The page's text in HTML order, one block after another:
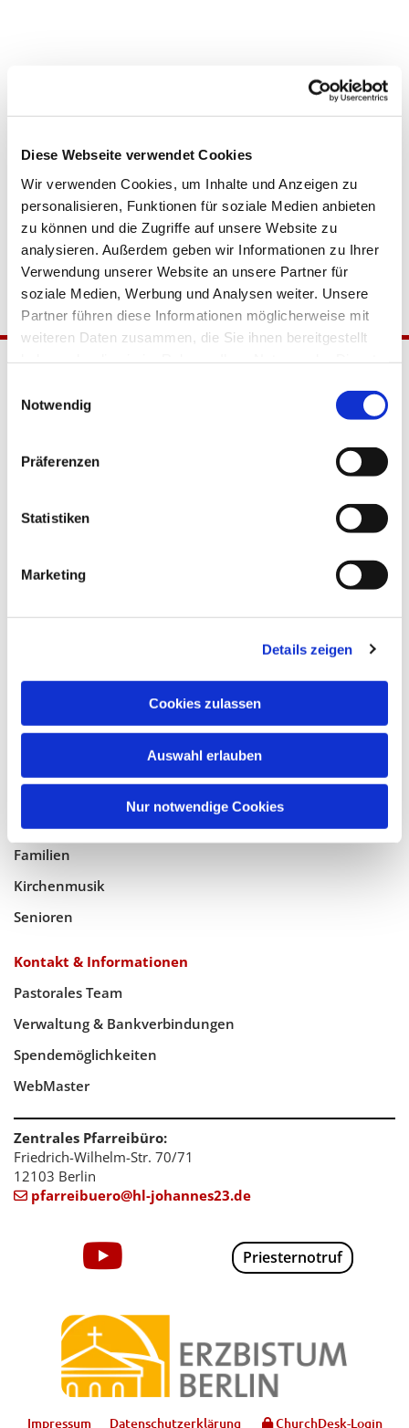
Diese Webseite verwendet Cookies
Wir verwenden Cookies, um Inhalte und Anzeigen zu
personalisieren, Funktionen für soziale Medien anbieten
zu können und die Zugriffe auf unsere Website zu
analysieren. Außerdem geben wir Informationen zu Ihrer
Verwendung unserer Website an unsere Partner für
soziale Medien, Werbung und Analysen weiter. Unsere
Partner führen diese Informationen möglicherweise mit
weiteren Daten zusammen, die Sie ihnen bereitgestellt
Notwendig
Präferenzen
Statistiken
Marketing
Details zeigen
Cookies zulassen
Auswahl erlauben
Nur notwendige Cookies
Pfarrei Hl. Johannes XXIII.
Glaube
Bistumswallfahrt
Taufe, Kommunion & Trauung
Pfarreileben
Jugend
Familien
Kirchenmusik
Senioren
Kontakt & Informationen
Pastorales Team
Verwaltung & Bankverbindungen
Spendemöglichkeiten
WebMaster
Zentrales Pfarreibüro:
Friedrich-Wilhelm-Str. 70/71
12103 Berlin
 pfarreibuero@hl-johannes23.de
Priesternotruf
Impressum Datenschutzerklärung ChurchDesk-Login